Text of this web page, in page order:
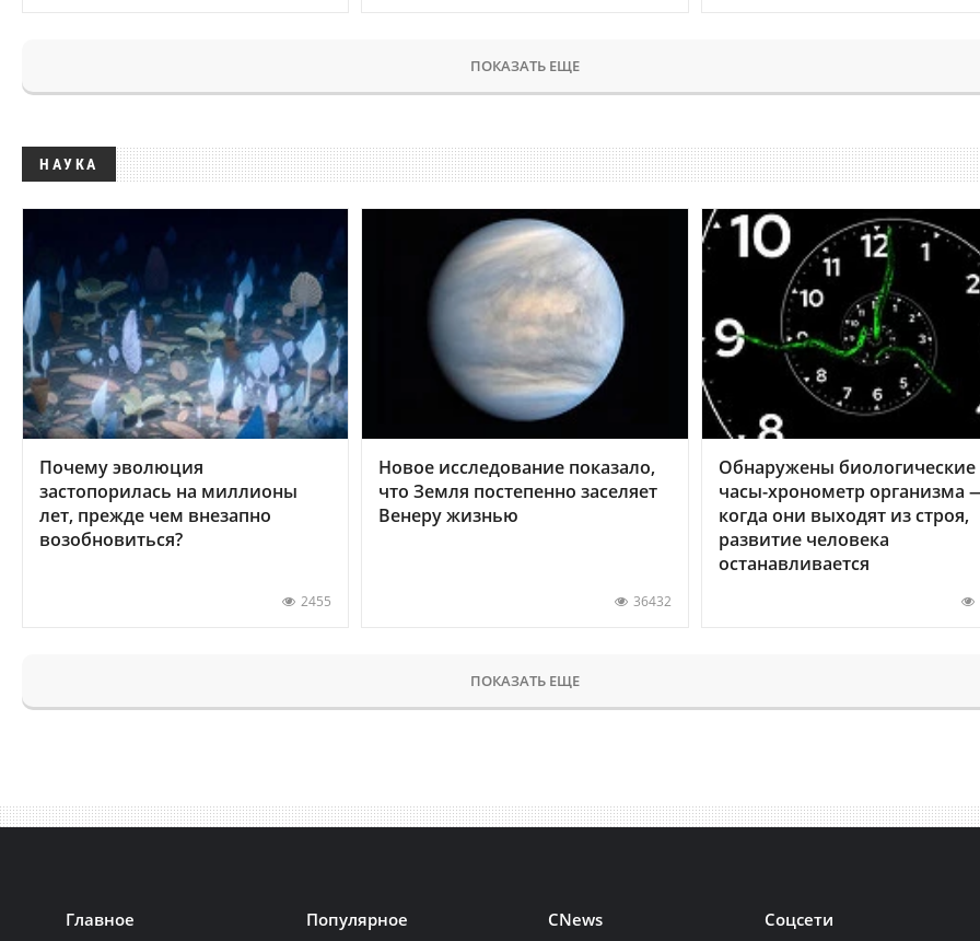
ПОКАЗАТЬ ЕЩЕ
НАУКА
Почему эволюция
застопорилась на миллионы
лет, прежде чем внезапно
возобновиться?
2455
Новое исследование показало,
что Земля постепенно заселяет
Венеру жизнью
36432
Обнаружены биологические
часы-хронометр организма
когда они выходят из строя,
развитие человека
останавливается
ПОКАЗАТЬ ЕЩЕ
Главное Популярное CNews Соцсети